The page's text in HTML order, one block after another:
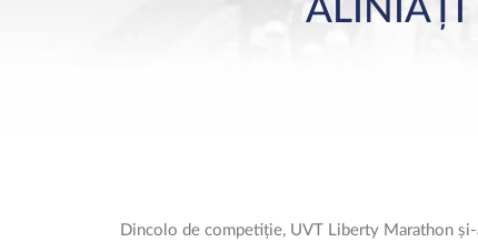
ALINIAȚI
Dincolo de competiție, UVT Liberty Marathon